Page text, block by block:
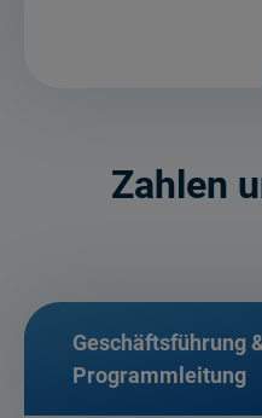
Zahlen
Geschäftsführung
Programmleitung